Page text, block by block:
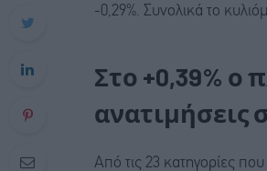
-0,29%. Συνολικά το
Στο +0,39% ο
ανατιμήσεις
Από τις 23 κατηγορίες